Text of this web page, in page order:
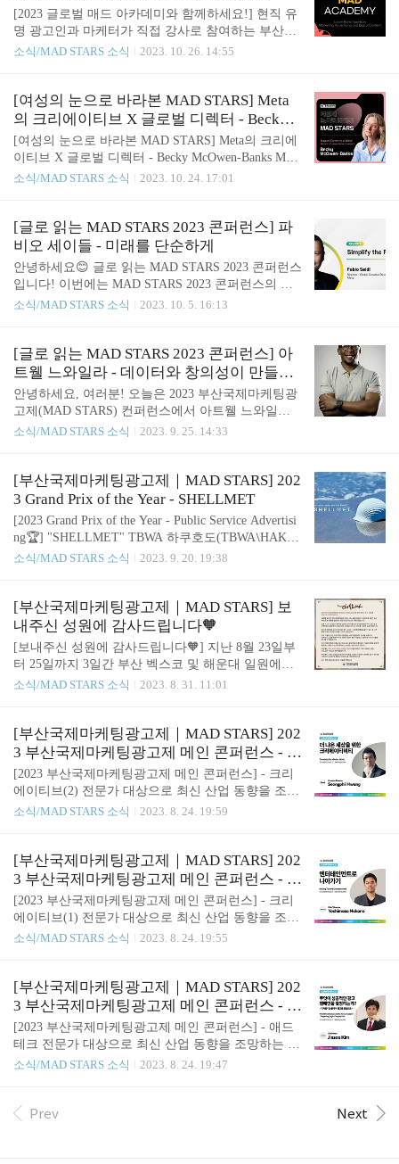
브랜딩 우수 사례가 함께 소개되는데요. 특히, 지역
주민과의 상생은 물론, 지속 가능한 미래사회와 환경
보전을 위해 노력한 전 세계의 우수 광고 사례들도
소개될 예정입니다! 전시가 시작되는 27일(금)부터
많은 관심과 참여 부탁드립니다❣ ✔ 장소: 감천문화
마을 내 '하늘마루' ✔ 일시: 10월 27일(금) - 1..
[2023 글로벌 매드 아카데미와 함께하세요!] 현직 유
명 광고인과 마케터가 직접 강사로 참여하는 부산국
제마케팅광고제의 온라인 실무 교육 플랫폼인 ‘글로
글로벌 현직 전문가에게 쉽고, 빠르게 배우세요❗❕ ✅
신청 방법 글로벌 매드 아카데미 홈페이지 (https://aca
demy.adstars.org/lms/main/index.do?_idxn=81) 홈페이
지 > ACADEMY > 바로가기 > 강의별 수강신청 ✅ 수
강비 과정별 1만 3000원 * 강의는 전용 온라인 플랫
폼을 통해 운영되며, 모든 수업은 영어로 진행됩니
마케터의 실무 노하우를 직접..
소식/MAD STARS 소식 2023. 10. 26. 14:55
[여성의 눈으로 바라본 MAD STARS] Meta
의 크리에이티브 X 글로벌 디렉터 - Becky
McOwen-Banks
[여성의 눈으로 바라본 MAD STARS] Meta의 크리에
이티브 X 글로벌 디렉터 - Becky McOwen-Banks MET
A의 크리에이티브 X 글로벌 디렉터인 Becky McOwe
관점과 생각들을 가감 없이 전달해주었는데요. Beck
y는 M&C Saatchi London, Vayner Media UK & EMEA,
New Republique 및 FCB Inferno와 같은 에이전시에서
크리에이티브 디렉터를 역임한 경력이 있으며 SheSa
ys 위원회의 멤버로서 적극적인 활동을 이어가고 있
습니다. Becky McOwen-Banks는 올해 부산국제마케
본선 심..
소식/MAD STARS 소식 2023. 10. 24. 17:01
[글로 읽는 MAD STARS 2023 콘퍼런스] 파
비오 세이들 - 미래를 단순하게
안녕하세요😊 글로 읽는 MAD STARS 2023 콘퍼런스
입니다! 이번에는 MAD STARS 2023 콘퍼런스의 마
지막을 장식한 세션이죠? 바로 메타(Meta)의 글로벌
개해보려고 합니다. 아주 활기 넘치고 흥미로운 이야
기가 가득한 시간이었는데요. 디지털 랜드스케이프
에서 미래를 개척하는 방법에 대한 파비오의 인사이
트를 한 번 살펴볼까요? 파비오는 미래를 예측하는
질문을 청중과 주고 받으며 이 매력적인 주제로의 여
행을 시작했습니다. 미래 예측. 말만 들어도 뭔가 어
주 쉽고 명료한 세 가지 범주로 나눠 설명했습니다.
바로 "선택된 미래," "통제할 ..
소식/MAD STARS 소식 2023. 10. 5. 16:13
[글로 읽는 MAD STARS 2023 콘퍼런스] 아
트웰 느와일라 - 데이터와 창의성이 만들어
내는 광고의 힘
안녕하세요, 여러분! 오늘은 2023 부산국제마케팅광
고제(MAD STARS) 컨퍼런스에서 아트웰 느와일라
가 발표한 ‘데이터와 창의성이 만들어내는 광고의
리에이티브 부문장으로서, 데이터와 창의성의 조화
로 광고를 어떻게 혁신하고 최적화할 수 있는지에 대
해 MAD STARS의 청중들과 그의 통찰을 나누었습니
다. 먼저, 아트웰 느와일라에 대해 알아볼까요? 그는
남아프리카 요하네스버그 대학에서 미술을 공부한
후, 디자인 분야에서 활약한 크리에이티브 거장입니
남아프리카의 크리에이터들에게 업계 뉴스를 전달하
고 영감을 주며 무료 도구를 제공하고 있으며 현재는
구글에서 사하라..
소식/MAD STARS 소식 2023. 9. 25. 14:33
[부산국제마케팅광고제｜MAD STARS] 202
3 Grand Prix of the Year - SHELLMET
[2023 Grand Prix of the Year - Public Service Advertisi
ng🏆] "SHELLMET" TBWA 하쿠호도(TBWA⧵HAKU
HODO)가 출품한 일본 홋카이도의 사라후츠 마을과
Shell과 헬멧(Helmet)의 합성어로 외부 충격으로부터
자신을 보호하는 조개껍데기와 헬멧의 본질을 파악
해 연결시킨 것입니다. 캠페인 탄생의 이유는, 일본
최대 가리비 생산지인 홋카이도 사라후츠 마을이 엄
청난 양의 가리비 껍데기를 해결하지 못해 토양오염
및 악취로 골머리를 앓았기 때문인데요. 이를 해결하
해 내구성 높은 신소재를 만들고, 내구성..
소식/MAD STARS 소식 2023. 9. 20. 19:38
[부산국제마케팅광고제｜MAD STARS] 보
내주신 성원에 감사드립니다🧡
[보내주신 성원에 감사드립니다🧡] 지난 8월 23일부
터 25일까지 3일간 부산 벡스코 및 해운대 일원에서
'2023 부산국제마케팅광고제(MAD STARS 2023)'가
다. 글로벌 심사위원단과 연사를 비롯해 우리 광고인
과 마케터들의 열정적이고 창의적인 도전들이 모이
는 자리를 마련해 영광이었습니다. 모든 수상자들의
끊임없는 노력과 열정에도 진심어린 찬사를 보냅니
다. 부산에서 느꼈던 감정들과 즐거운 추억들을 소중
히 간직하여 내년에도 뵐 수 있기를 기원하며, 늘 평
진심으로 감사의 마음을 전합니다🤍 - [Thank you for
being supportive🧡] Fro..
소식/MAD STARS 소식 2023. 8. 31. 11:01
[부산국제마케팅광고제｜MAD STARS] 202
3 부산국제마케팅광고제 메인 콘퍼런스 - 크
리에이티브(2)
[2023 부산국제마케팅광고제 메인 콘퍼런스] - 크리
에이티브(2) 전문가 대상으로 최신 산업 동향을 조망
하는 메인 콘퍼런스! 올해 전문가 콘퍼런스에서 '크
변화를 위해 소비자와 다양한 접점에서 새로운 경험
을 제공한 크리에이티브에 대해 알아보는 강의 🔹 25
일(금) 15:00-15:30 창의적인 프로세스 자체가 창의적
인 제품 개발에 어떻게 중요한지에 대해 다루는 강의
🔹 25일(금) 15:30-16:00 브랜드 상호 작용과 문화적
역동성을 재구성할 수 있고, 잠재력을 가지고 있는
코 컨벤션홀 2F 메인 콘퍼런스에서! 올해 콘퍼런스가
궁금하시..
소식/MAD STARS 소식 2023. 8. 24. 19:59
[부산국제마케팅광고제｜MAD STARS] 202
3 부산국제마케팅광고제 메인 콘퍼런스 - 크
리에이티브(1)
[2023 부산국제마케팅광고제 메인 콘퍼런스] - 크리
에이티브(1) 전문가 대상으로 최신 산업 동향을 조망
하는 메인 콘퍼런스! 올해 전문가 콘퍼런스에서 '크
e스포츠, 라이브 엔터테인먼트 등 다양한 분야에서
강력한 엔터테인먼트 콘텐츠를 제작하기 위한 방법
과 사례를 소개하는 강의 🔹 24일(목) 16:30-17:00 숏
폼에서 인간의 상상력과 플랫폼의 특성을 융합해 효
과적이고 효율적인 스토리를 전달하는 비결을 공유
하는 강의 8월 24일(목) 벡스코 컨벤션홀 2F 메인 콘
s://bit.ly/3OM17Dh - [MAD STARS 2023 Mai..
소식/MAD STARS 소식 2023. 8. 24. 19:55
[부산국제마케팅광고제｜MAD STARS] 202
3 부산국제마케팅광고제 메인 콘퍼런스 - 애
드테크
[2023 부산국제마케팅광고제 메인 콘퍼런스] - 애드
테크 전문가 대상으로 최신 산업 동향을 조망하는 메
인 콘퍼런스! 올해 전문가 콘퍼런스에서 '애드테
지 과학 이론, 관련 논문 등을 바탕으로 디지털 디스
소식/MAD STARS 소식 2023. 8. 24. 19:47
Prev Next